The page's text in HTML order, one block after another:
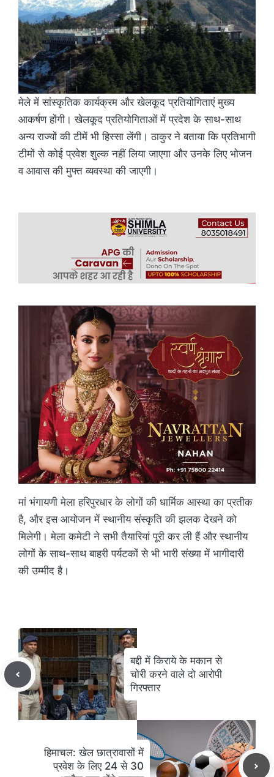
मेले में सांस्कृतिक कार्यक्रम और खेलकूद प्रतियोगिताएं मुख्य
आकर्षण होंगी। खेलकूद प्रतियोगिताओं में प्रदेश के साथ-साथ
अन्य राज्यों की टीमें भी हिस्सा लेंगी। ठाकुर ने बताया कि प्रतिभागी
टीमों से कोई प्रवेश शुल्क नहीं लिया जाएगा और उनके लिए भोजन
व आवास की मुफ्त व्यवस्था की जाएगी।
मां भंगायणी मेला हरिपुरधार के लोगों की धार्मिक आस्था का प्रतीक
है, और इस आयोजन में स्थानीय संस्कृति की झलक देखने को
मिलेगी। मेला कमेटी ने सभी तैयारियां पूरी कर ली हैं और स्थानीय
लोगों के साथ-साथ बाहरी पर्यटकों से भी भारी संख्या में भागीदारी
की उम्मीद है।
बद्दी में किराये के मकान से
चोरी करने वाले दो आरोपी
गिरफ्तार
हिमाचल: खेल छात्रावासों में
प्रवेश के लिए 24 से 30